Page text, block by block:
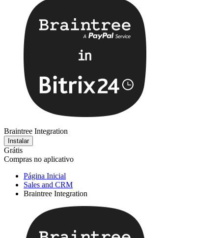
Braintree Integration
Instalar
Grátis
Compras no aplicativo
Página Inicial
Sales and CRM
Braintree Integration